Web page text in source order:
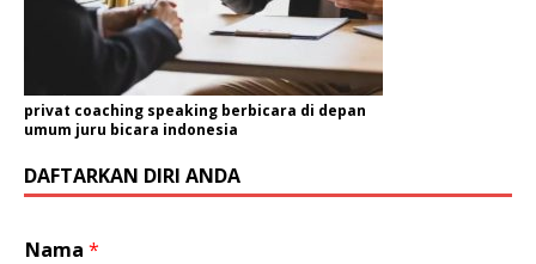
privat coaching speaking berbicara di depan
umum juru bicara indonesia
DAFTARKAN DIRI ANDA
Nama *